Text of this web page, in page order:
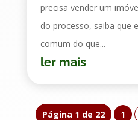
precisa vender um
do processo, saiba que
comum do que...
ler mais
Página 1 de 22 1